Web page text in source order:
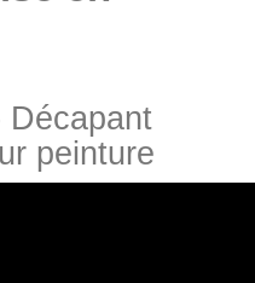
Décapant
peinture